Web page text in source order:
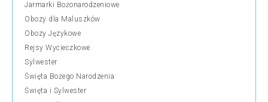
Jarmarki Bożonarodzeniowe
Obozy dla Maluszków
Obozy Językowe
Rejsy Wycieczkowe
Sylwester
Święta Bożego Narodzenia
Święta i Sylwester